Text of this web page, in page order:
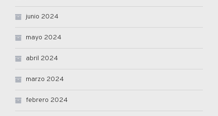
junio 2024
mayo 2024
abril 2024
marzo 2024
febrero 2024